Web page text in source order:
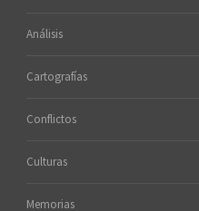
Análisis
Cartografías
Conflictos
Culturas
Memorias